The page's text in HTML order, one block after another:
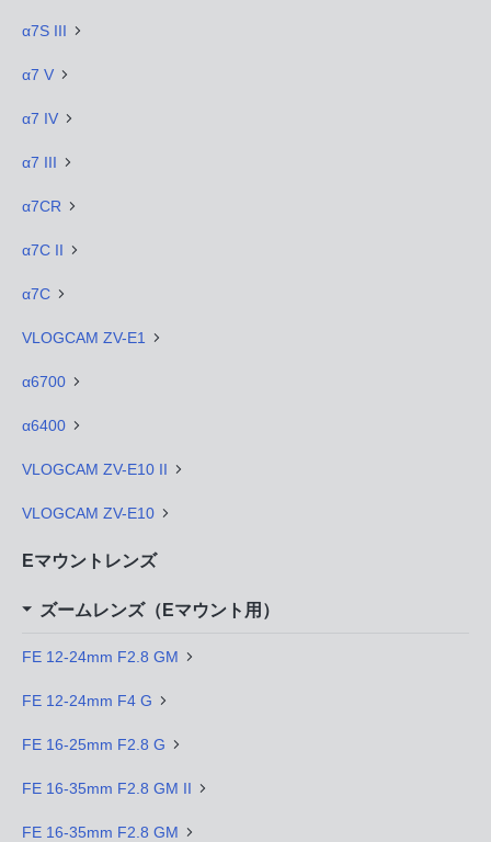
α7S III
α7 V
α7 IV
α7 III
α7CR
α7C II
α7C
VLOGCAM ZV-E1
α6700
α6400
VLOGCAM ZV-E10 II
VLOGCAM ZV-E10
Eマウントレンズ
ズームレンズ（Eマウント用）
FE 12-24mm F2.8 GM
FE 12-24mm F4 G
FE 16-25mm F2.8 G
FE 16-35mm F2.8 GM II
FE 16-35mm F2.8 GM